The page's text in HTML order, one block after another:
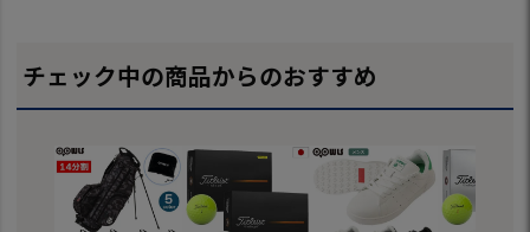
チェック中の商品からのおすすめ